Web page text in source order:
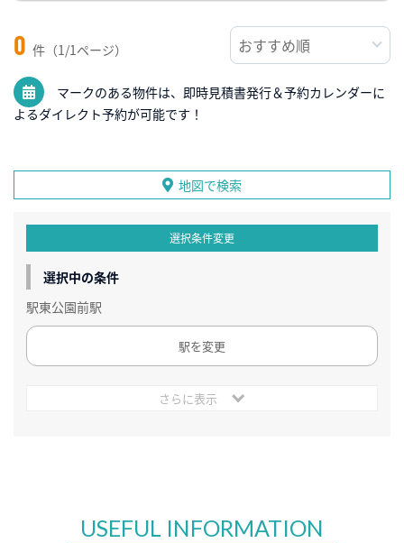
0 件（1/1ページ）
マークのある物件は、即時見積書発行＆予約カレンダーに
よるダイレクト予約が可能です！
地図で検索
選択条件変更
選択中の条件
駅東公園前駅
駅を変更
さらに表示
USEFUL INFORMATION